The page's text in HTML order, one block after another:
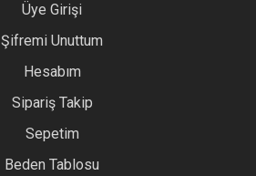
Üye Girişi
Şifremi Unuttum
Hesabım
Sipariş Takip
Sepetim
Beden Tablosu